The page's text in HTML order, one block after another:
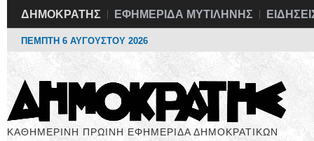
ΔΗΜΟΚΡΑΤΗΣ ΕΦΗΜΕΡΙΔΑ ΜΥΤΙΛΗΝΗΣ
ΠΕΜΠΤΗ 6 ΑΥΓΟΥΣΤΟΥ 2026
ΚΑΘΗΜΕΡΙΝΗ ΠΡΩΙΝΗ ΕΦΗΜΕΡΙΔΑ ΔΗΜΟΚΡΑΤΙΚΩΝ